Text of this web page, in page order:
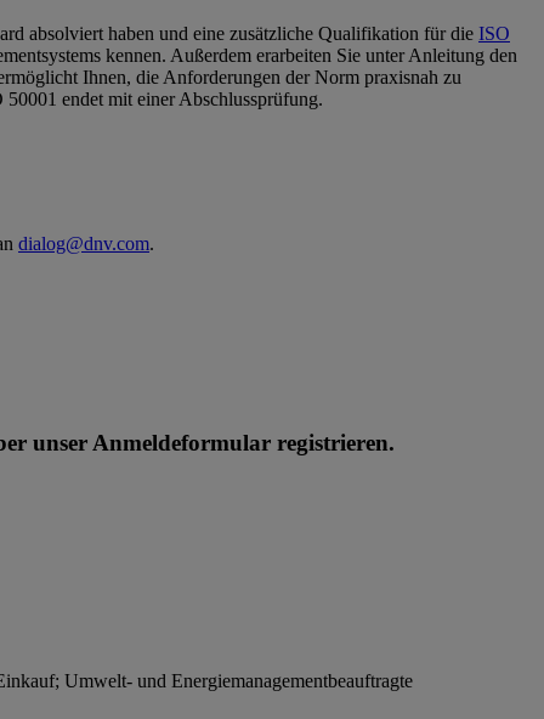
absolviert haben und eine zusätzliche Qualifikation für die ISO
kennen. Außerdem erarbeiten Sie unter Anleitung den
Ihnen, die Anforderungen der Norm praxisnah zu
endet mit einer Abschlussprüfung.
dialog@dnv.com.
unser Anmeldeformular registrieren.
Umwelt- und Energiemanagementbeauftragte